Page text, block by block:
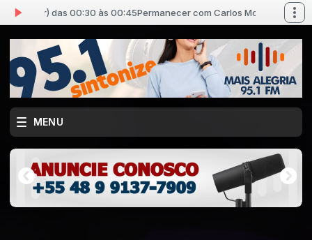
(Pr) das 00:30 às 00:45Permanecer com Carlos McCord (Pr) das
MENU